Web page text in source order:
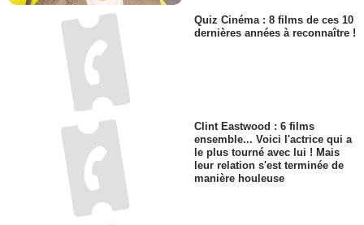
Quiz Cinéma : 8 films de ces 10
dernières années à reconnaître !
Clint Eastwood : 6 films
ensemble... Voici l'actrice qui a
le plus tourné avec lui ! Mais
leur relation s'est terminée de
manière houleuse